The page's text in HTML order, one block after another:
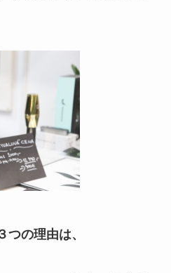
の理由は、